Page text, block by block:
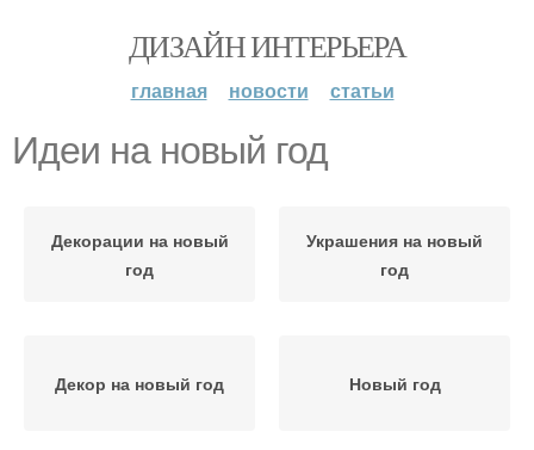
ДИЗАЙН ИНТЕРЬЕРА
главная новости статьи
Идеи на новый год
Декорации на новый
год
Украшения на новый
год
Декор на новый год Новый год